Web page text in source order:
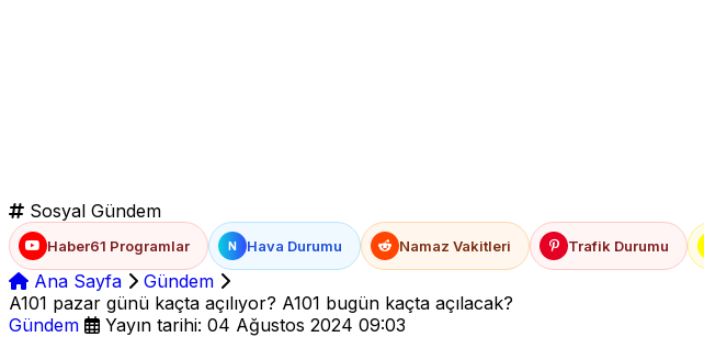
Sosyal Gündem
Haber61 Programlar N Hava Durumu Namaz Vakitleri Trafik Durumu
Ana Sayfa
Gündem
A101 pazar günü kaçta açılıyor? A101 bugün kaçta açılacak?
Gündem
Yayın tarihi: 04 Ağustos 2024 09:03